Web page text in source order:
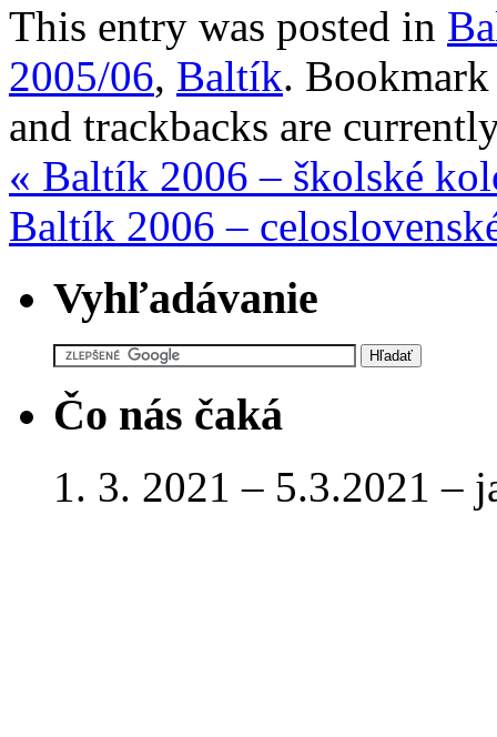
This entry was posted in
2005/06, Baltík.
and trackbacks are
« Baltík 2006 – školské
Baltík 2006 –
Vyhľadávanie
Čo nás čaká
1. 3. 2021 – 5.3.2021 –